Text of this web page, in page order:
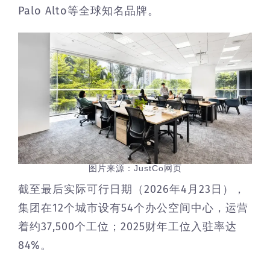
Palo Alto等全球知名品牌。
图片来源：JustCo网页
截至最后实际可行日期（2026年4月23日），
集团在12个城市设有54个办公空间中心，运营
着约37,500个工位；2025财年工位入驻率达
84%。